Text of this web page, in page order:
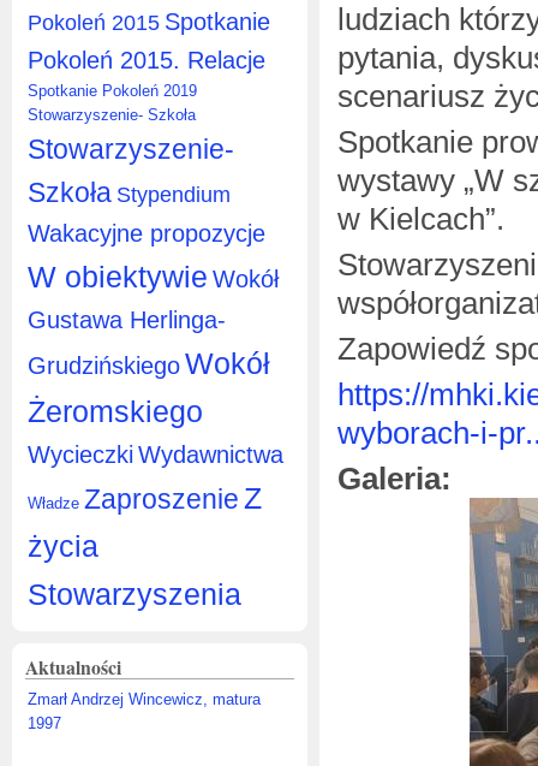
Pokoleń 2015 Spotkanie
Pokoleń 2015. Relacje
Spotkanie Pokoleń 2019
Stowarzyszenie- Szkoła
Stowarzyszenie-
Szkoła Stypendium
Wakacyjne propozycje
W obiektywie Wokół
Gustawa Herlinga-
GrudzińskiegoWokół
Żeromskiego
Wycieczki Wydawnictwa
Władze ZaproszenieZ
życia
Stowarzyszenia
Aktualności
Zmarł Andrzej Wincewicz, matura 1997 Zmarł ZBIGNIEW SZEWCZYK.
ludziach
pytania,
scenariusz
Spotkanie
wystawy „W
w Kielcach”.
Zapowiedź
https://
wyborach-i-
Galeria: